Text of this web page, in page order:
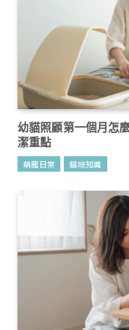
幼貓照顧第一個月怎
潔重點
萌寵日常 貓咪知識